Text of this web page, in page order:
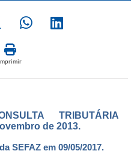
TRIBUTÁRIA
de 2013.
SEFAZ em 09/05/2017.